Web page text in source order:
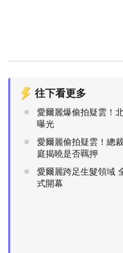
往下看更多
愛爾麗爆偷拍疑雲！
曝光
愛爾麗偷拍疑雲！總
庭揭曉是否羈押
愛爾麗跨足生髮領域
式開幕